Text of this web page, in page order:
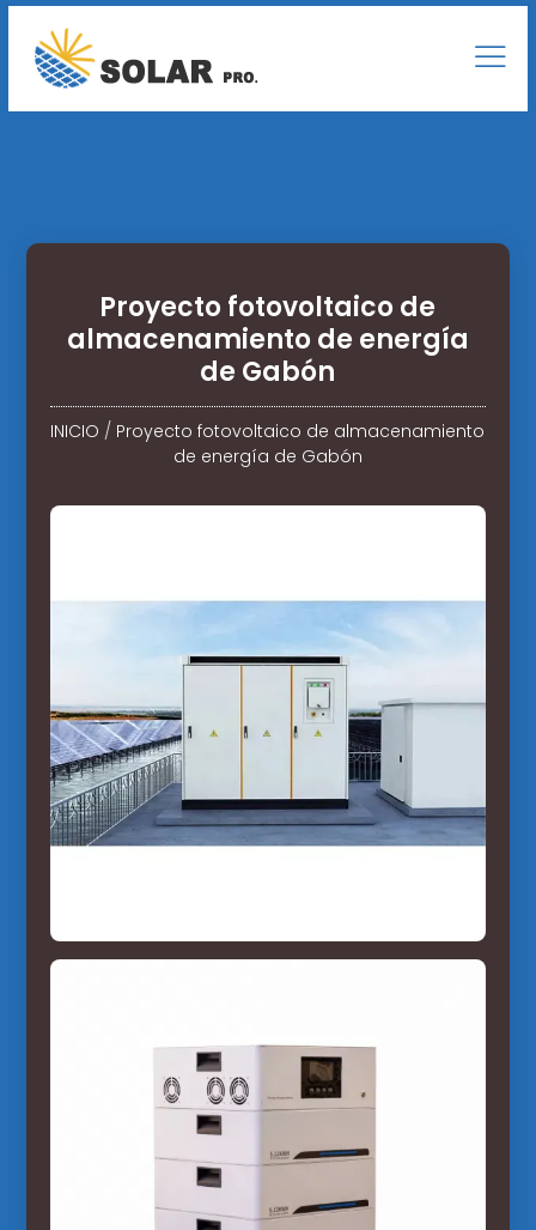
Proyecto fotovoltaico de
almacenamiento de energía
de Gabón
INICIO / Proyecto fotovoltaico de almacenamiento
de energía de Gabón